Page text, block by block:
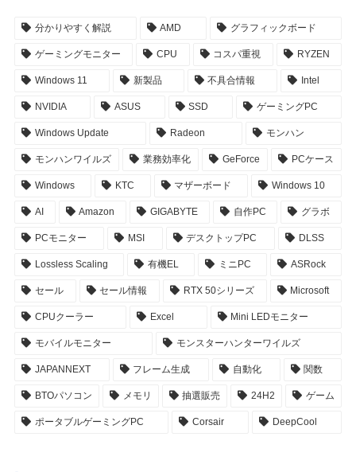
分かりやすく解説 AMD グラフィックボード
ゲーミングモニター CPU コスパ重視 RYZEN
Windows 11 新製品 不具合情報 Intel
NVIDIA ASUS SSD ゲーミングPC
Windows Update Radeon モンハン
モンハンワイルズ 業務効率化 GeForce PCケース
Windows KTC マザーボード Windows 10
AI Amazon GIGABYTE 自作PC グラボ
PCモニター MSI デスクトップPC DLSS
Lossless Scaling 有機EL ミニPC ASRock
セール セール情報 RTX 50シリーズ Microsoft
CPUクーラー Excel Mini LEDモニター
モバイルモニター モンスターハンターワイルズ
JAPANNEXT フレーム生成 自動化 関数
BTOパソコン メモリ 抽選販売 24H2 ゲーム
ポータブルゲーミングPC Corsair DeepCool